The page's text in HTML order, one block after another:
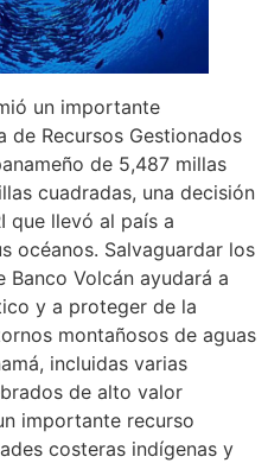
un importante
de Recursos Gestionados
de 5,487 millas
cuadradas, una decisión
que llevó al país a
océanos. Salvaguardar los
Banco Volcán ayudará a
y a proteger de la
montañosos de aguas
incluidas varias
de alto valor
importante recurso
costeras indígenas y